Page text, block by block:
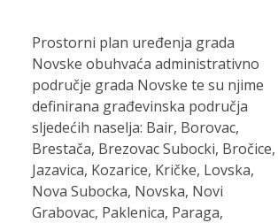
Prostorni plan uređenja grada
Novske obuhvaća administrativno
područje grada Novske te su njime
definirana građevinska područja
sljedećih naselja: Bair, Borovac,
Brestača, Brezovac Subocki, Bročice,
Jazavica, Kozarice, Kričke, Lovska,
Nova Subocka, Novska, Novi
Grabovac, Paklenica, Paraga,